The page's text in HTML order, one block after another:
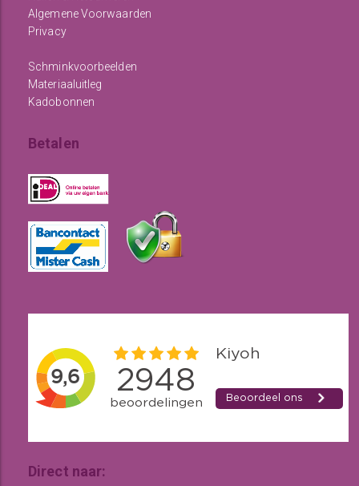
Algemene Voorwaarden
Privacy
Schminkvoorbeelden
Materiaaluitleg
Kadobonnen
Betalen
Direct naar: